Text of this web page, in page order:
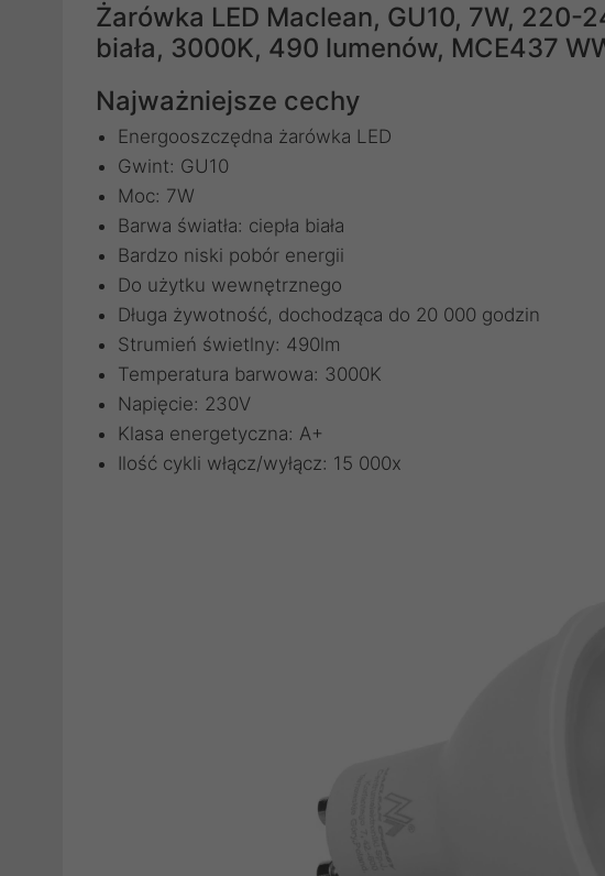
Żarówka LED Maclean, GU10, 7W, 220-
biała, 3000K, 490 lumenów, MCE437
Najważniejsze cechy
Energooszczędna żarówka LED
Gwint: GU10
Moc: 7W
Barwa światła: ciepła biała
Bardzo niski pobór energii
Do użytku wewnętrznego
Długa żywotność, dochodząca do 20 000 godzin
Strumień świetlny: 490lm
Temperatura barwowa: 3000K
Napięcie: 230V
Klasa energetyczna: A+
Ilość cykli włącz/wyłącz: 15 000x